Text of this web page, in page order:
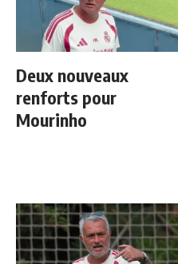
Deux nouveaux
renforts pour
Mourinho